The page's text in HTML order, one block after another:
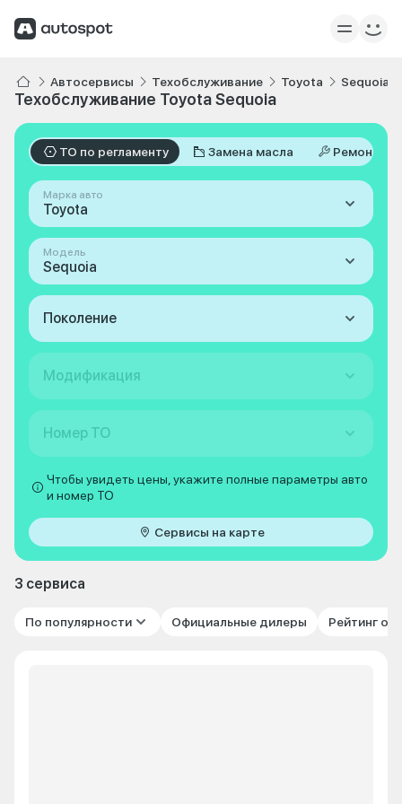
Автосервисы Техобслуживание Toyota Sequoia
Техобслуживание Toyota Sequoia
ТО по регламенту Замена масла Ремонт
Марка авто
Toyota
Модель
Sequoia
Поколение
Модификация
Номер ТО
Чтобы увидеть цены, укажите полные параметры авто
и номер ТО
Сервисы на карте
3 сервиса
По популярности Официальные дилеры Рейтинг